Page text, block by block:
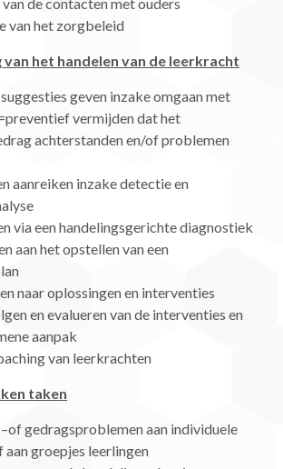
van het zorgbeleid
het handelen van de leerkracht
geven inzake omgaan met
vermijden dat het
achterstanden en/of problemen
aanreiken inzake detectie en
via een handelingsgerichte diagnostiek
aan het opstellen van een
naar oplossingen en interventies
en evalueren van de interventies en
aanpak
van leerkrachten
taken
gedragsproblemen aan individuele
aan groepjes leerlingen